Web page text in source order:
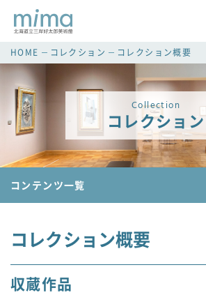
HOME コレクション コレクション概要
Collection
コレクション
コンテンツ一覧
コレクション概要
収蔵作品